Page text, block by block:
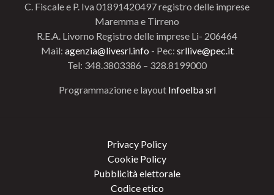
C. Fiscale e P. Iva 01891420497 registro delle imprese
Maremma e Tirreno
R.E.A. Livorno Registro delle imprese Li- 206464
Mail: agenzia@livesrl.info - Pec: srllive@pec.it
Tel: 348.3803386 – 328.8199000
Programmazione e layout Infoelba srl
Privacy Policy
Cookie Policy
Pubblicità elettorale
Codice etico